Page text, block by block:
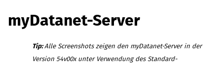
myDatanet-Server
Tip:Alle Screenshots zeigen den myDatanet-Server in der
Version54v00xunter Verwendung des Standard-